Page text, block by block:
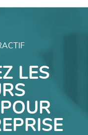
LES